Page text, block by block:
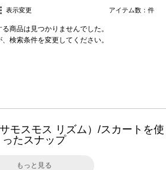
表示変更 アイテム数： 件
商品は見つかりませんでした。
検索条件を変更してください。
モスモス リズム）/スカートを使
ったスナップ
もっと見る